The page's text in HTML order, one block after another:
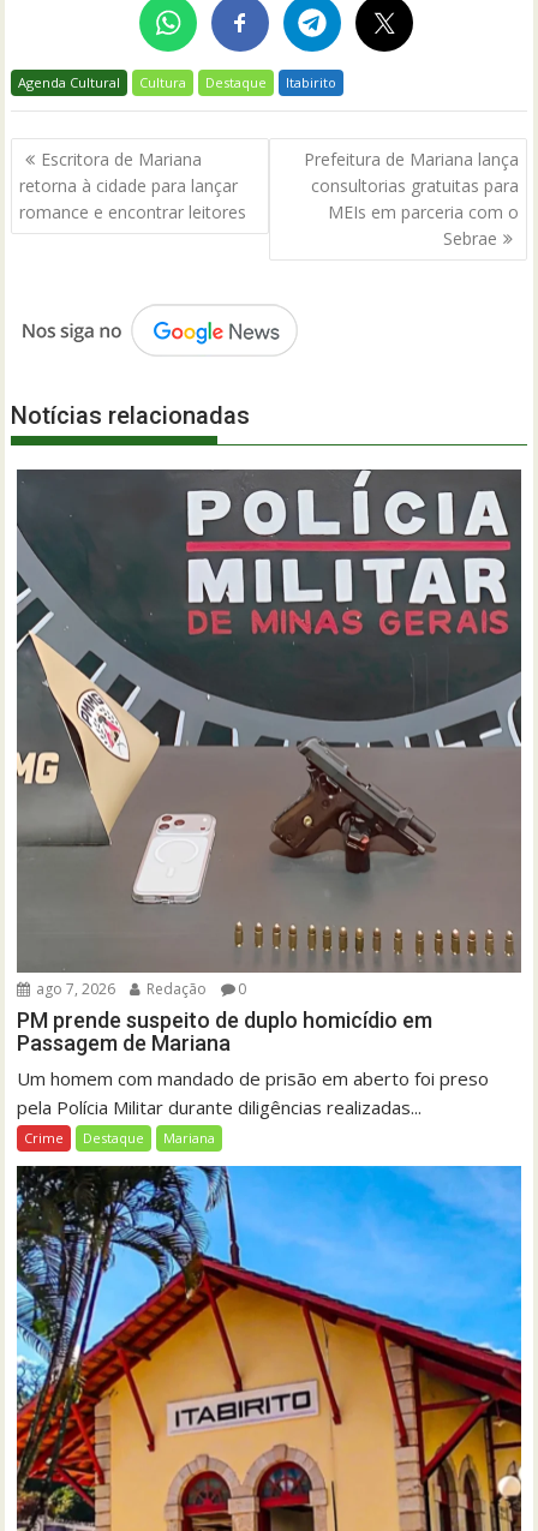
Agenda Cultural Cultura Destaque Itabirito
Navegação
de
Post
Escritora de Mariana
retorna à cidade para lançar
romance e encontrar leitores
Prefeitura de Mariana lança
consultorias gratuitas para
MEIs em parceria com o
Sebrae
Notícias relacionadas
ago 7, 2026 Redação 0
PM prende suspeito de duplo homicídio em
Passagem de Mariana
Um homem com mandado de prisão em aberto foi preso
pela Polícia Militar durante diligências realizadas...
Crime Destaque Mariana